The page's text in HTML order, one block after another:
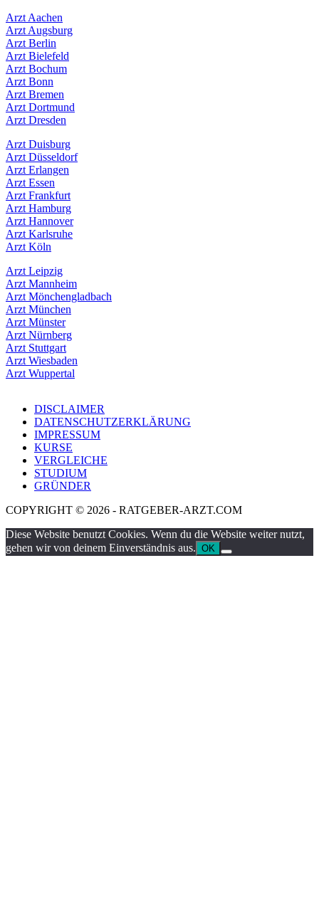
Arzt Aachen
Arzt Augsburg
Arzt Berlin
Arzt Bielefeld
Arzt Bochum
Arzt Bonn
Arzt Bremen
Arzt Dortmund
Arzt Dresden
Arzt Duisburg
Arzt Düsseldorf
Arzt Erlangen
Arzt Essen
Arzt Frankfurt
Arzt Hamburg
Arzt Hannover
Arzt Karlsruhe
Arzt Köln
Arzt Leipzig
Arzt Mannheim
Arzt Mönchengladbach
Arzt München
Arzt Münster
Arzt Nürnberg
Arzt Stuttgart
Arzt Wiesbaden
Arzt Wuppertal
DISCLAIMER
DATENSCHUTZERKLÄRUNG
IMPRESSUM
KURSE
VERGLEICHE
STUDIUM
GRÜNDER
COPYRIGHT © 2026 - RATGEBER-ARZT.COM
Diese Website benutzt Cookies. Wenn du die Website weiter nutzt,
gehen wir von deinem Einverständnis aus. OK